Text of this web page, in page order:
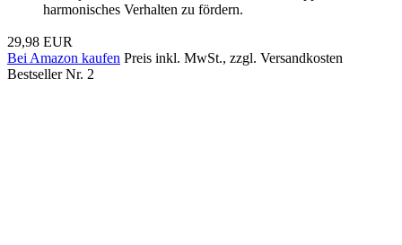
harmonisches Verhalten zu fördern.
29,98 EUR
Bei Amazon kaufen Preis inkl. MwSt., zzgl. Versandkosten
Bestseller Nr. 2